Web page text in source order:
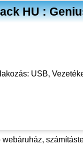
HU :
USB,
webáruház,